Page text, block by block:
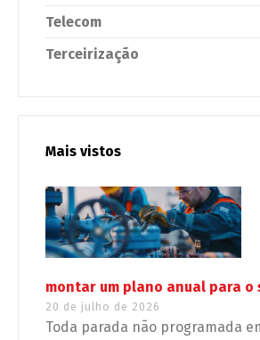
Telecom
Terceirização
Mais vistos
montar um plano anual para o
20 de julho de 2026
Toda parada não programada